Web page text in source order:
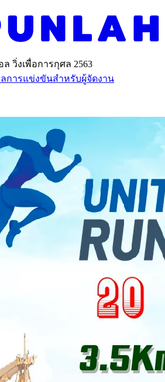
วิ่งเพื่อการกุศล 2563
ลการแข่งขันสำหรับผู้จัดงาน